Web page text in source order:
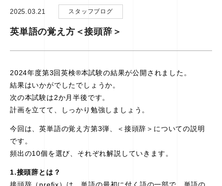
2025.03.21 スタッフブログ
英単語の覚え方＜接頭辞＞
2024年度第3回英検®本試験の結果が公開されました。
結果はいかがでしたでしょうか。
次の本試験は2か月半後です。
計画を立てて、しっかり勉強しましょう。
今回は、英単語の覚え方第3弾、＜接頭辞＞についての説明
です。
頻出の10個を選び、それぞれ解説していきます。
1.接頭辞とは？